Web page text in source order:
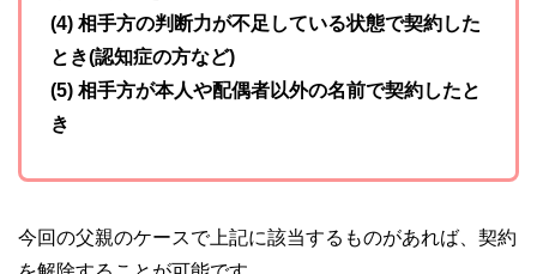
(4) 相手方の判断力が不足している状態で契約した
とき(認知症の方など)
(5) 相手方が本人や配偶者以外の名前で契約したと
き
今回の父親のケースで上記に該当するものがあれば、契約